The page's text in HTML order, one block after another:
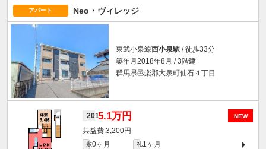
アパート Neo・ヴィレッジ
東武小泉線西小泉駅 / 徒歩33分
築年月2018年8月 / 3階建
群馬県邑楽郡大泉町仙石４丁目
NEW
2015.1万円
3,200円
敷0ヶ月 礼1ヶ月